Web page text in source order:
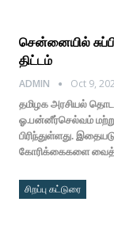
சென்னையில்
திட்டம்
ADMIN
Oct 9,
தமிழக அரசியல்
ஓ.பன்னீர்செல்வம்
பிரிந்துள்ளது.
கோரிக்கைகளை
சிறப்பு கட்டுரை